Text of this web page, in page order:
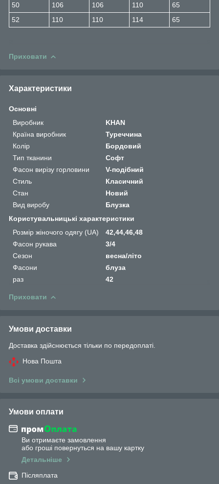
50
106 106 110
65
52
110 110 114 65
Приховати
Характеристики
Основні
Виробник
KHAN
Країна виробник
Туреччина
Колір
Бордовий
Тип тканини
Софт
Фасон вирізу горловини
V-подібний
Стиль
Класичний
Стан
Новий
Вид виробу
Блузка
Користувальницькі характеристики
Розмір жіночого одягу (UA)
42,44,46,48
Фасон рукава
3/4
Сезон
весна/літо
Фасони
блуза
раз
42
Приховати
Умови доставки
Доставка здійснюється тільки по передоплаті.
Нова Пошта
Всі умови доставки
Умови оплати
Ви отримаєте замовлення
або гроші повернуться на вашу картку
Детальніше
Післяплата